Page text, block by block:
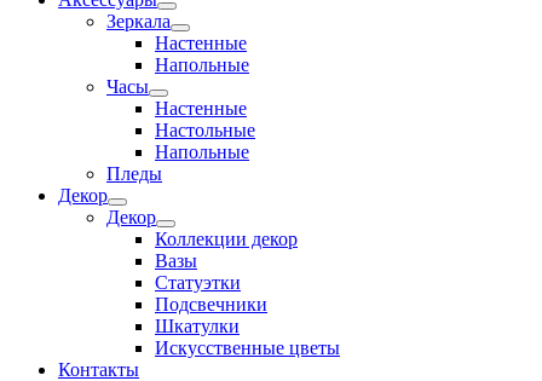
Зеркала
Настенные
Напольные
Часы
Настенные
Настольные
Напольные
Пледы
Декор
Декор
Коллекции декор
Вазы
Статуэтки
Подсвечники
Шкатулки
Искусственные цветы
Контакты